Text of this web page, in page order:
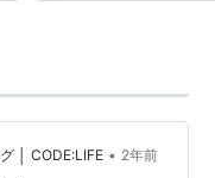
│ CODE:LIFE • 2年前